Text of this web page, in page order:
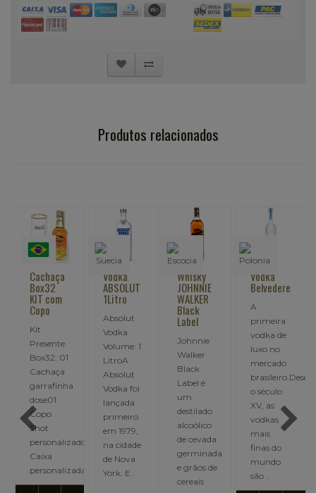
Produtos relacionados
Cachaça
Box32
KIT com
Copo
Kit
Presente
Box32: 01
Cachaça
garrafinha
dose01
Copo
Shot
personalizado01
Caixa
personalizada..
Vodka
ABSOLUT
1Litro
Absolut
Vodka
Volume: 1
LitroA
Absolut
Vodka foi
lançada
primeiro
em 1979,
na cidade
de Nova
York. E..
Whisky
JOHNNIE
WALKER
Black
Label
Johnnie
Walker
Black
Label é
um
destilado
alcoólico
de cevada
germinada
e grãos de
cereais
Vodka
Belvedere
A
primeira
vodka de
luxo no
mercado
brasileiro.Desde
o século
XV, as
vodkas
mais
finas do
mundo
são ..